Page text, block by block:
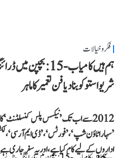
فکر و خیالات
ہم ہیں کامیاب-15:
شریواستو کو بنا دیا فن تعمیر کا ماہر
2012 سے اب تک ’نیکسس پلس کنسلٹنٹ‘ کا
’سہارا ٹاؤن شپ‘، ’فورٹس‘، ’ڈی ایم آر
اداروں کے لیے کام کیا ہے، اور یہ سفر جاری